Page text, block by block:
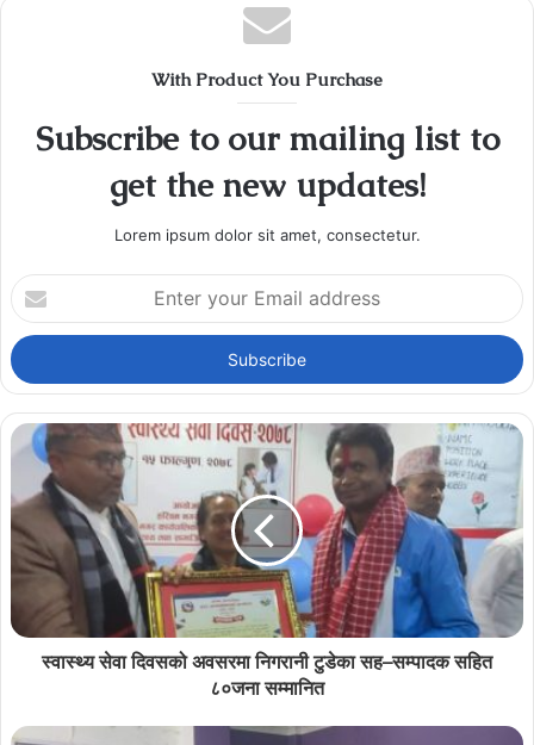
With Product You Purchase
Subscribe to our mailing list to
get the new updates!
Lorem ipsum dolor sit amet, consectetur.
Enter
your
Email
address
स्वास्थ्य सेवा दिवसको अवसरमा निगरानी टुडेका सह–सम्पादक सहित
८०जना सम्मानित